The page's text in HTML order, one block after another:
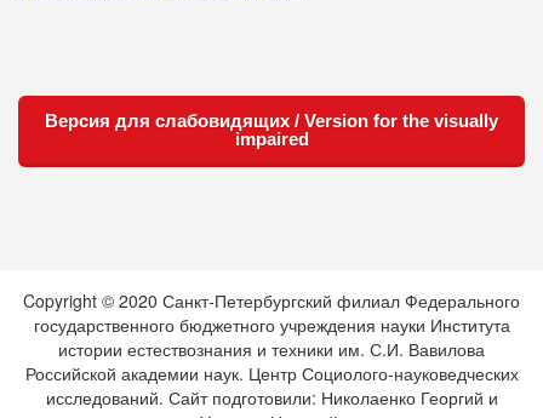
Версия для слабовидящих / Version for the visually
impaired
Copyright © 2020 Санкт-Петербургский филиал Федерального
государственного бюджетного учреждения науки Института
истории естествознания и техники им. С.И. Вавилова
Российской академии наук. Центр Социолого-науковедческих
исследований. Сайт подготовили: Николаенко Георгий и